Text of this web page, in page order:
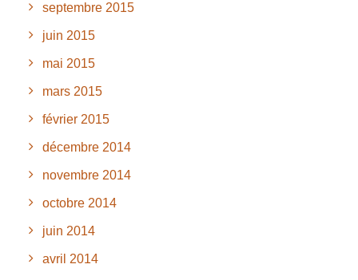
septembre 2015
juin 2015
mai 2015
mars 2015
février 2015
décembre 2014
novembre 2014
octobre 2014
juin 2014
avril 2014